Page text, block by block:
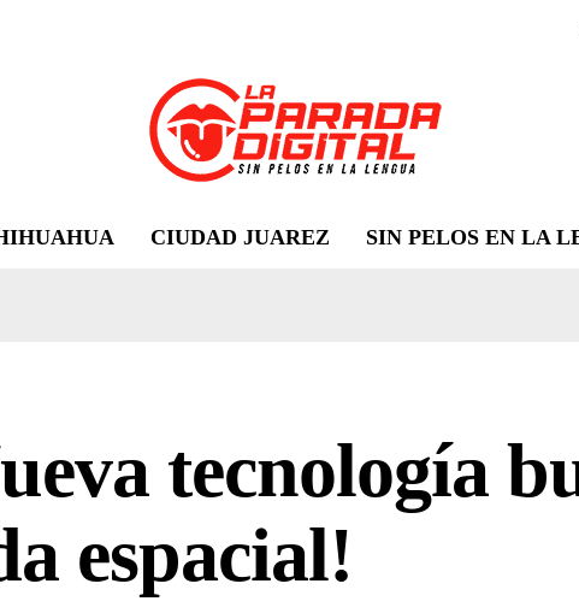
CIUDAD JUAREZ SIN PELOS EN LA
tecnología
espacial!